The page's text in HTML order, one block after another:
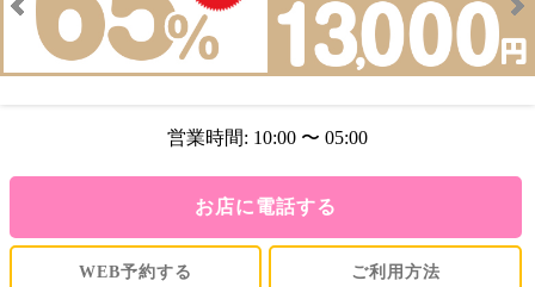
営業時間: 10:00 〜 05:00
お店に電話する
WEB予約する ご利用方法